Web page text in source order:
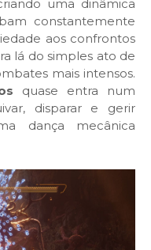
uma dinâmica
constantemente
aos confrontos
lá do simples ato de
mais intensos.
quase entra num
disparar e gerir
dança mecânica